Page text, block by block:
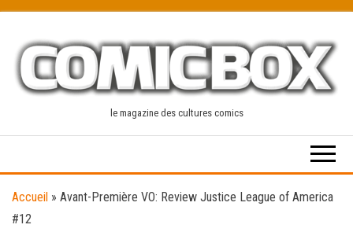
content
le magazine des cultures comics
Accueil » Avant-Première VO: Review Justice League of America
#12